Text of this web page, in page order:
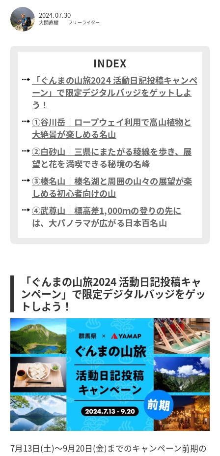
2024.07.30
大関直樹 フリーライター
INDEX
「ぐんまの山旅2024 活動日記投稿キャンペ
ーン」で限定デジタルバッジをゲットしよ
う！
①谷川岳｜ロープウェイ利用で高山植物と
大絶景が楽しめる名山
②白砂山｜三県にまたがる稜線を歩き、展
望と花を満喫できる秘境の名峰
③榛名山｜榛名湖と周囲の山々の展望が楽
しめる初心者向けの山
④武尊山｜標高差1,000ｍの登りの先に
は、大パノラマが広がる日本百名山
「ぐんまの山旅2024 活動日記投稿キャ
ンペーン」で限定デジタルバッジをゲッ
トしよう！
7月13日(土)〜9月20日(金)までのキャンペーン前期の